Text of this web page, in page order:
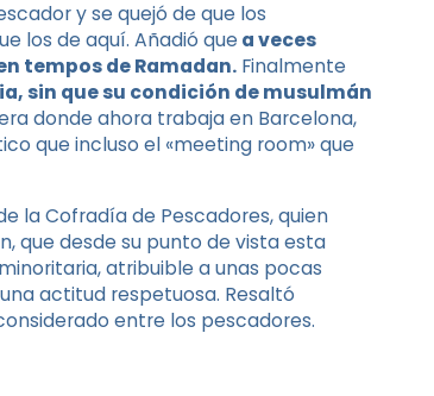
y se quejó de que los
los de aquí. Añadió que a veces
tempos de Ramadan. Finalmente
sin que su condición de musulmán
donde ahora trabaja en Barcelona,
que incluso el «meeting room» que
la Cofradía de Pescadores, quien
que desde su punto de vista esta
atribuible a unas pocas
actitud respetuosa. Resaltó
entre los pescadores.